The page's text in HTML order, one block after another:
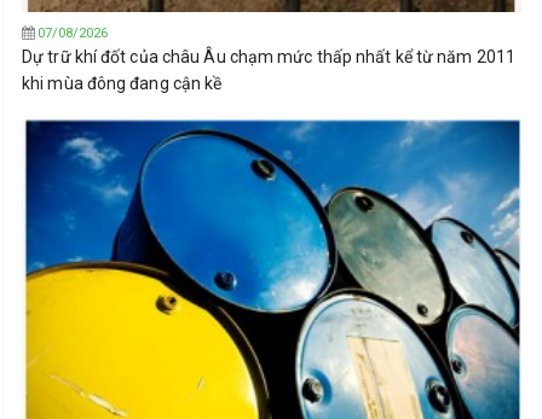
07/08/2026
Dự trữ khí đốt của châu Âu chạm mức thấp nhất kể từ năm 2011
khi mùa đông đang cận kề